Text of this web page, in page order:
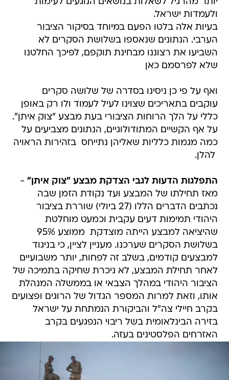
ולעמדות ישראל.
בעיות אלה בלטו הפעם במיוחד בסיקור הציבור
הערבי. הנתונים שנאספו בשלושת הסקרים לא
השביעו את רצוננו מבחינת תוקפם, לפיכך החלטנו
שלא לפרסמם כאן
ואף על פי כן ניסינו בסדרה של שלושה סקרים
עוקבים בתאריכים שצוינו לעיל לעמוד ולו רק באופן
כללי על הלך הרוחות הציבורי בעת מבצע "צוק איתן".
על אף הקשיים המתודולוגיים, הנתונים מצביעים על
כמה מגמות כלליות שאליהן נתייחס  בזהירות הראויה
 להלן.
התפלגות הדעות לגבי הצדקת מבצע "צוק איתן" -
מאז תחילתו של המבצע ועד נקודת הזמן שבה
נכתבים הדברים הללו (27 ביולי) שוררת בציבור
היהודי תמימות דעים עקבית וכמעט מוחלטת
שהיציאה למבצע הייתה מוצדקת  ממוצע 95%
בשלושת הסקרים שערכנו. מעניין לציין, כי בניגוד
למבצעים קודמים, בשלב זה לפחות, יותר משבועיים
לאחר תחילת המבצע, לא ניכרת שחיקה בתמיכה של
הציבור היהודי במהלך הצבאי או בממשלה המנהלת
אותו, וזאת למרות המספר הגדול של הרוגים ופצועים
בקרב חיילי צה"ל והביקורת הנמתחת על ישראל
בזירה הבינלאומית בשל ריבוי הנפגעים בקרב
האזרחים הפלסטינים בעזה.